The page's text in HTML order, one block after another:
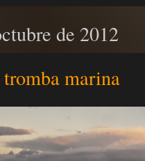
de 2012
marina